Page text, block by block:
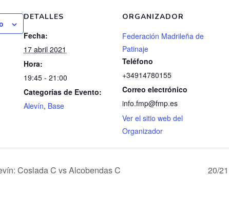
DETALLES
Fecha:
17 abril 2021
Hora:
19:45 - 21:00
Categorías de Evento:
Alevín, Base
ORGANIZADOR
Federación Madrileña de
Patinaje
Teléfono
+34914780155
Correo electrónico
info.fmp@fmp.es
Ver el sitio web del
Organizador
Coslada C vs Alcobendas C 20/